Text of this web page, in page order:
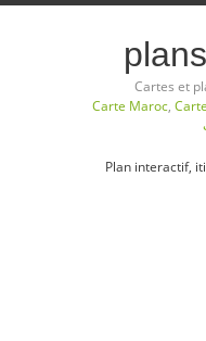
Cartes et
Carte Maroc,
Plan interactif,